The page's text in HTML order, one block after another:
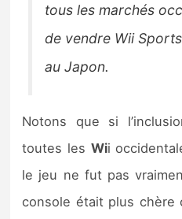
tous les marchés
de vendre Wii
au Japon.
Notons que si
toutes les Wii
le jeu ne fut pas
console était plus